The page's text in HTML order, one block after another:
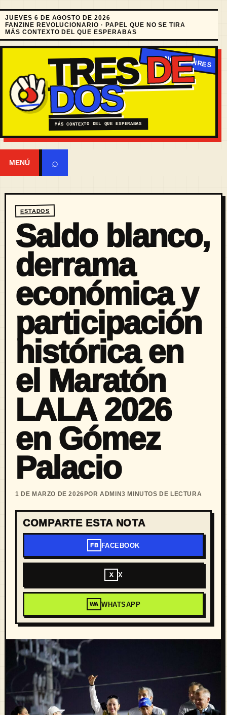
JUEVES 6 DE AGOSTO DE 2026
FANZINE REVOLUCIONARIO · PAPEL QUE NO SE TIRA
MÁS CONTEXTO DEL QUE ESPERABAS
TRESDE
DOS
MÁS CONTEXTO DEL QUE ESPERABAS
MENÚ ⌕
ESTADOS
Saldo blanco,
derrama
económica y
participación
histórica en
el Maratón
LALA 2026
en Gómez
Palacio
1 DE MARZO DE 2026 POR ADMIN3 MINUTOS DE LECTURA
COMPARTE ESTA NOTA
FB FACEBOOK
X X
WA WHATSAPP